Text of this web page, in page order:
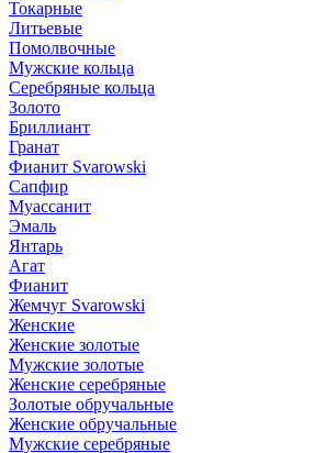
Токарные
Литьевые
Помолвочные
Мужские кольца
Серебряные кольца
Золото
Бриллиант
Гранат
Фианит Svarowski
Сапфир
Муассанит
Эмаль
Янтарь
Агат
Фианит
Жемчуг Svarowski
Женские
Женские золотые
Мужские золотые
Женские серебряные
Золотые обручальные
Женские обручальные
Мужские серебряные